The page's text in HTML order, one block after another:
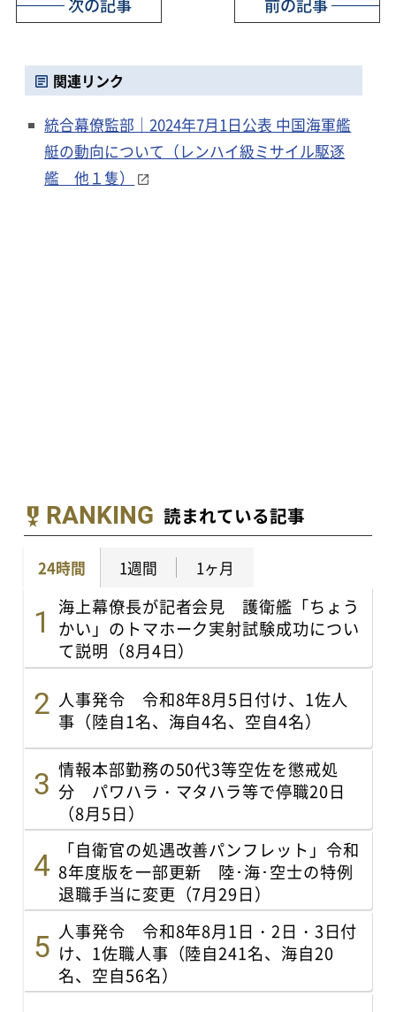
前の記事
次の記事
関連リンク
統合幕僚監部｜2024年7月1日公表 中国海軍艦
艇の動向について（レンハイ級ミサイル駆逐
艦 他１隻）
RANKING 読まれている記事
24時間 1週間 1ヶ月
海上幕僚長が記者会見 護衛艦「ちょう
かい」のトマホーク実射試験成功につい
て説明（8月4日）
人事発令 令和8年8月5日付け、1佐人
事（陸自1名、海自4名、空自4名）
情報本部勤務の50代3等空佐を懲戒処
分 パワハラ・マタハラ等で停職20日
（8月5日）
「自衛官の処遇改善パンフレット」令和
8年度版を一部更新 陸･海･空士の特例
退職手当に変更（7月29日）
人事発令 令和8年8月1日・2日・3日付
け、1佐職人事（陸自241名、海自20
名、空自56名）